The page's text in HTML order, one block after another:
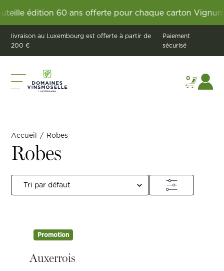
60 ans offerte pour chaque carton Vignum.60
livraison au Luxembourg est offerte à partir de
200 €
Paiement
sécurisé
0
Accueil / Robes
Robes
Promotion
Auxerrois